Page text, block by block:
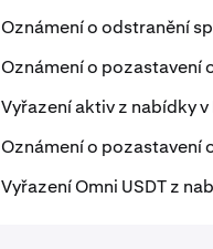
Oznámení o odstranění
Oznámení o pozastavení
Vyřazení aktiv z nabídky v
Oznámení o pozastavení
Vyřazení Omni USDT z